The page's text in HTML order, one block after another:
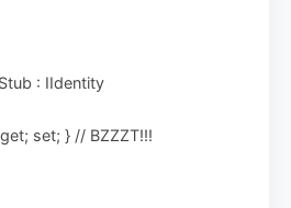
: IIdentity
set; } // BZZZT!!!